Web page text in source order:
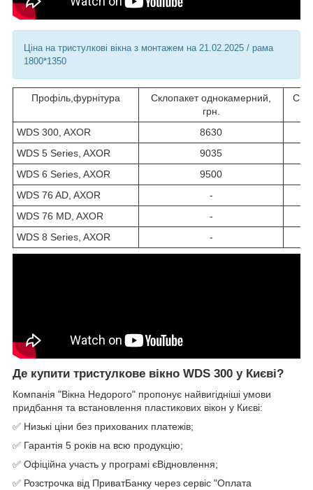
Ціна на тристулкові вікна з монтажем на 21.02.2025 / рама
1800*1350
Профіль,фурнітура
Склопакет однокамерний,
грн.
WDS 300, AXOR
8630
WDS 5 Series, AXOR
9035
WDS 6 Series, AXOR
9500
WDS 76 AD, AXOR
-
WDS 76 MD, AXOR
-
WDS 8 Series, AXOR
-
Де купити тристулкове вікно WDS 300 у Києві?
Компанія "Вікна Недорого" пропонує найвигідніші умови
придбання та встановлення пластикових вікон у Києві:
✅ Низькі ціни без прихованих платежів;
✅ Гарантія 5 років на всю продукцію;
✅ Офіційна участь у програмі єВідновлення;
✅ Розстрочка від ПриватБанку через сервіс "Оплата